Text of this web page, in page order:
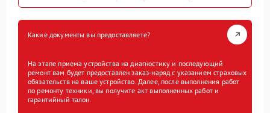
Какие документы вы предоставляете?
На этапе приема устройства на диагностику и последующий
ремонт вам будет предоставлен заказ-наряд с указанием страховых
обязательств на ваше устройство. Далее, после выполнения работ
по ремонту техники, вы получите акт выполненных работ и
гарантийный талон.